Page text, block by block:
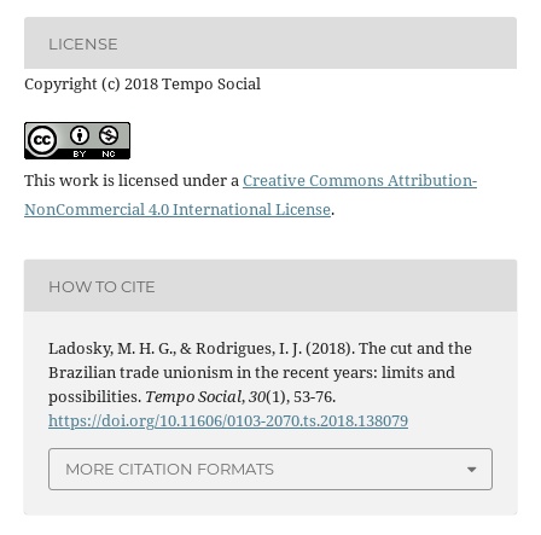
LICENSE
Copyright (c) 2018 Tempo Social
This work is licensed under aCreative Commons Attribution-
NonCommercial 4.0 International License.
HOW TO CITE
Ladosky, M. H. G., & Rodrigues, I. J. (2018). The cut and the
Brazilian trade unionism in the recent years: limits and
possibilities. Tempo Social,30(1), 53-76.
https://doi.org/10.11606/0103-2070.ts.2018.138079
MORE CITATION FORMATS